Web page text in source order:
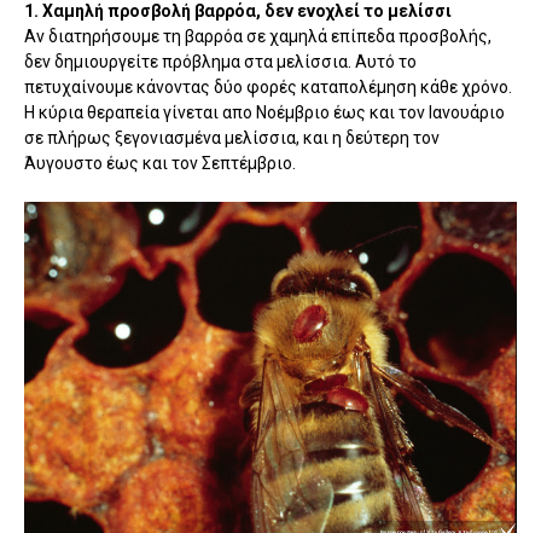
1. Χαμηλή προσβολή βαρρόα, δεν ενοχλεί το μελίσσι
Αν διατηρήσουμε τη βαρρόα σε χαμηλά επίπεδα προσβολής,
δεν δημιουργείτε πρόβλημα στα μελίσσια. Αυτό το
πετυχαίνουμε κάνοντας δύο φορές καταπολέμηση κάθε χρόνο.
Η κύρια θεραπεία γίνεται απο Νοέμβριο έως και τον Ιανουάριο
σε πλήρως ξεγονιασμένα μελίσσια, και η δεύτερη τον
Άυγουστο έως και τον Σεπτέμβριο.